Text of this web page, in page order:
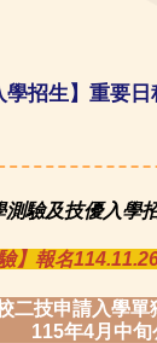
學招生】重要日
測驗及技優入學
】報名
二技申請入學單
115年4月中旬